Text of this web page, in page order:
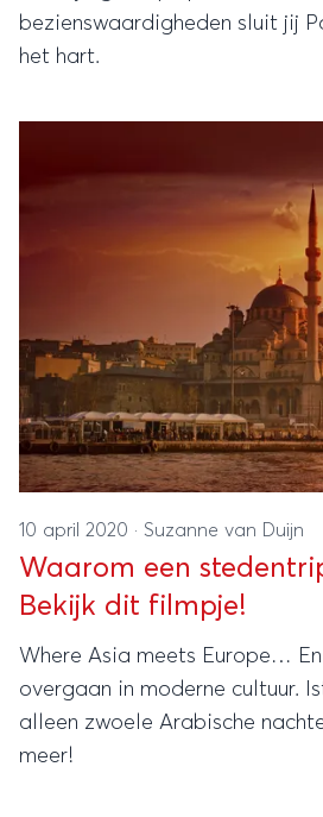
bezienswaardigheden sluit jij
het hart.
10 april 2020 · Suzanne van Duijn
Waarom een
Bekijk dit filmpje!
Where Asia meets Europe…
overgaan in moderne cultuur.
alleen zwoele Arabische
meer!